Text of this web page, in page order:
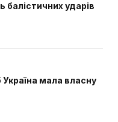
балістичних ударів
Україна мала власну